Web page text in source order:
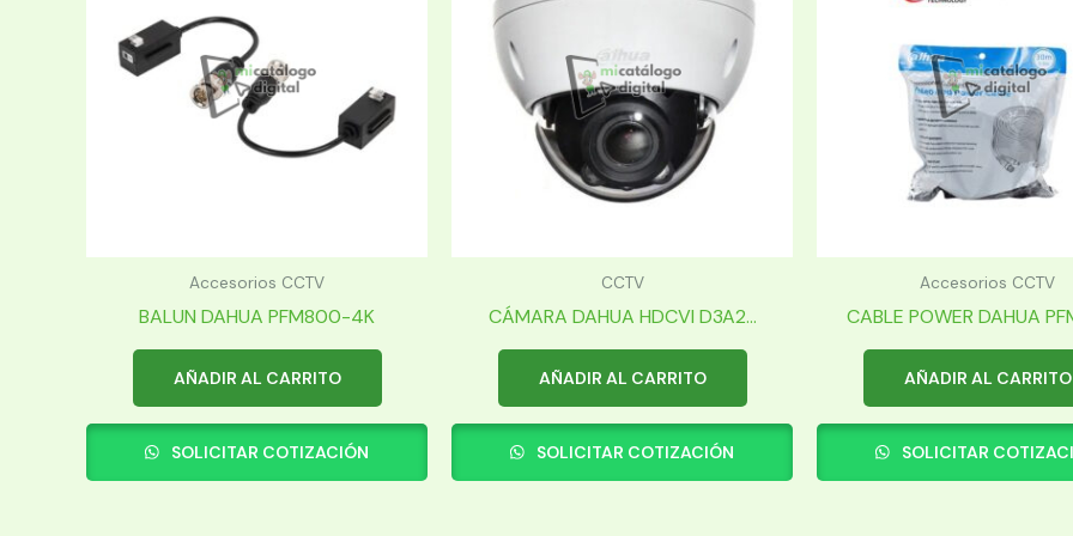
Accesorios CCTV
BALUN DAHUA PFM800-4K
AÑADIR AL CARRITO
SOLICITAR COTIZACIÓN
CCTV
CÁMARA DAHUA HDCVI D3A2...
AÑADIR AL CARRITO
SOLICITAR COTIZACIÓN
Accesorios CCTV
CABLE POWER DAHUA
AÑADIR AL CARRITO
SOLICITAR